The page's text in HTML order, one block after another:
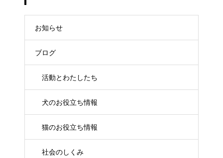
お知らせ
ブログ
活動とわたしたち
犬のお役立ち情報
猫のお役立ち情報
社会のしくみ